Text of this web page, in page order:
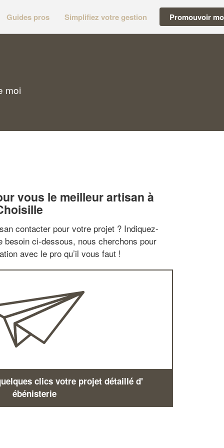
Guides pros Simplifiez votre gestion Promouvoir
moi
vous le meilleur artisan à
contacter pour votre projet ? Indiquez-
besoin ci-dessous, nous cherchons pour
avec le pro qu’il vous faut !
clics votre projet détaillé d'
ébénisterie